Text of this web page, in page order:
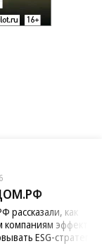
рассказали, как
компаниям
ESG-стратегию